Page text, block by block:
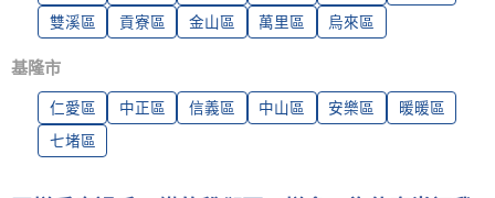
雙溪區
貢寮區 金山區 萬里區 烏來區
基隆市
仁愛區 中正區 信義區 中山區 安樂區
暖暖區
七堵區